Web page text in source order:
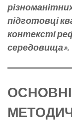
підготовці
контексті
середовища».